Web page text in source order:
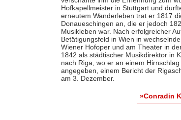
Hofkapellmeister in Stuttgart und
erneutem Wanderleben trat er 1817
Donaueschingen an, die er jedoch
Musikleben war. Nach erfolgreicher
Betätigungsfeld in Wien in
Wiener Hofoper und am Theater in
1842 als städtischer Musikdirektor in
nach Riga, wo er an einem
angegeben, einem Bericht der
am 3. Dezember.
»Conradin